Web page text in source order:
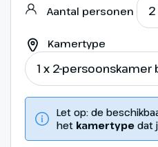
Aantal personen
Kamertype
Let op: de
het kamertype dat